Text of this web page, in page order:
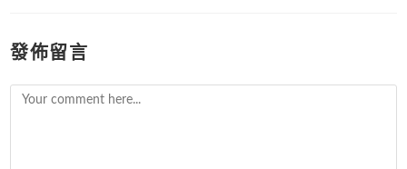
發佈留言
Comment